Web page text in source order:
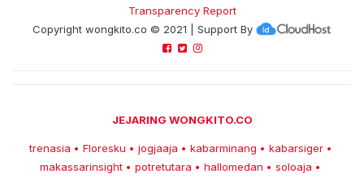
Transparency Report
Copyright wongkito.co © 2021 | Support By
JEJARING WONGKITO.CO
trenasia • Floresku • jogjaaja • kabarminang • kabarsiger •
makassarinsight • potretutara • hallomedan • soloaja •